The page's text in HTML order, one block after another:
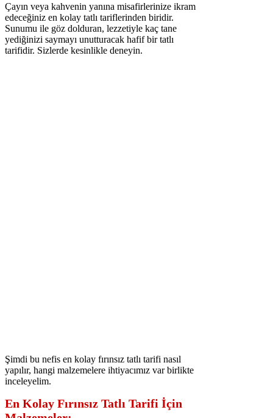
Çayın veya kahvenin yanına misafirlerinize ikram
edeceğiniz en kolay tatlı tariflerinden biridir.
Sunumu ile göz dolduran, lezzetiyle kaç tane
yediğinizi saymayı unutturacak hafif bir tatlı
tarifidir. Sizlerde kesinlikle deneyin.
Şimdi bu nefis en kolay fırınsız tatlı tarifi nasıl
yapılır, hangi malzemelere ihtiyacımız var birlikte
inceleyelim.
En Kolay Fırınsız Tatlı Tarifi İçin